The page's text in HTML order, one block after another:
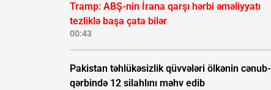
Tramp: ABŞ-nin İrana qarşı hərbi əməliyyatı
tezliklə başa çata bilər
00:43
Pakistan təhlükəsizlik qüvvələri ölkənin cənub-
qərbində 12 silahlını məhv edib